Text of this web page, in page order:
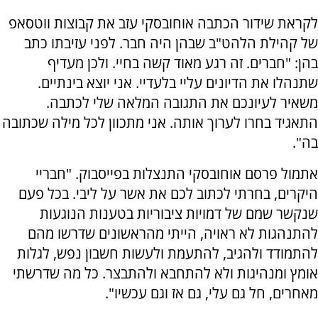
לקראת שידור הכתבה אוחובסקי עזב את קבוצות ווטסאפ
של קהילת הלהט"ב שבהן היה חבר. לפני עזיבתו כתב
בהן: "חברים. זה רגע מאוד קשה בחיי. ולכן מעדיף
שתנהלו את הדיונים עליי בלעדיי. אני יוצא בינתיים.
משאיר לעיונכם את התגובה המלאה שלי לכתבה.
התאגיד בחרו לערוך אותה. אני מתכוון לכל מילה שכתובה
בה".
אתמול פרסם אוחובסקי התנצלות בפייסבוק. "חבריי
היקרים, בחרתי לכתוב לכם את אשר על ליבי. בכל פעם
שנקשר שמם של דמויות ציבוריות בטענות הנוגעות
להתנהגות לא ראויה, הייתי מהראשונים שדרשו מהם
להתמודד ולהגיב, להתעמת ולעשות חשבון נפש, לגלות
אומץ ומנהיגות ולא להתחבא ולהתבצר. כל מה שדרשתי
מאחרים, חל גם עלי, גם אז וגם עכשיו".